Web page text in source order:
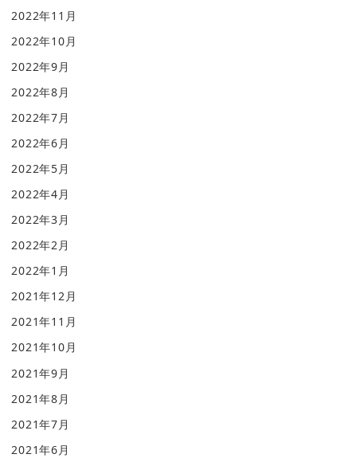
2022年11月
2022年10月
2022年9月
2022年8月
2022年7月
2022年6月
2022年5月
2022年4月
2022年3月
2022年2月
2022年1月
2021年12月
2021年11月
2021年10月
2021年9月
2021年8月
2021年7月
2021年6月